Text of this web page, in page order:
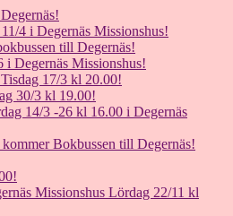
4 i Degernäs Missionshus!
till Degernäs!
Degernäs Missionshus!
17/3 kl 20.00!
30/3 kl 19.00!
14/3 -26 kl 16.00 i Degernäs
Bokbussen till Degernäs!
Missionshus Lördag 22/11 kl